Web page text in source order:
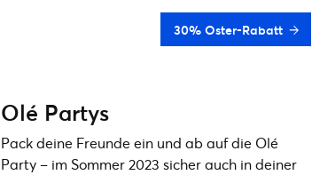
30% Oster-Rabatt
Olé Partys
Pack deine Freunde ein und ab auf die Olé
Party – im Sommer 2023 sicher auch in deiner